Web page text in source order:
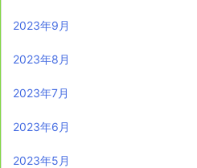
2023年9月
2023年8月
2023年7月
2023年6月
2023年5月